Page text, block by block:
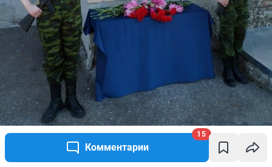
Комментарии
15
22 июня на здании Придорожной средней школы имени Алексея